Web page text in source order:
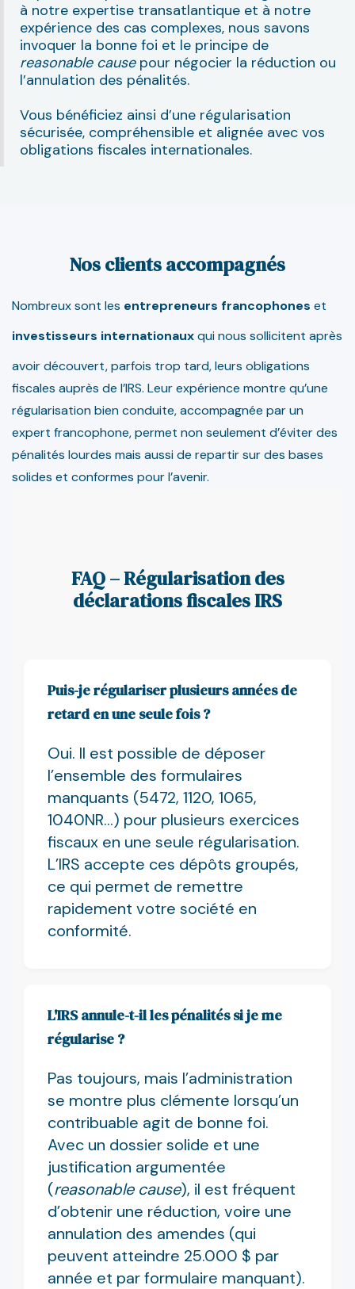
à notre expertise transatlantique et à notre
expérience des cas complexes, nous savons
invoquer la bonne foi et le principe de
reasonable causepour négocier la réduction ou
l’annulation des pénalités.
Vous bénéficiez ainsi d’une régularisation
sécurisée, compréhensible et alignée avec vos
obligations fiscales internationales.
Nos clients accompagnés
Nombreux sont les entrepreneurs francophones et
investisseurs internationauxqui nous sollicitent après
avoir découvert, parfois trop tard, leurs obligations
fiscales auprès de l’IRS. Leur expérience montre qu’une
régularisation bien conduite, accompagnée par un
expert francophone, permet non seulement d’éviter des
pénalités lourdes mais aussi de repartir sur des bases
solides et conformes pour l’avenir.
FAQ – Régularisation des
déclarations fiscales IRS
Puis-je régulariser plusieurs années de
retard en une seule fois ?
Oui. Il est possible de déposer
l’ensemble des formulaires
manquants (5472, 1120, 1065,
1040NR…) pour plusieurs exercices
fiscaux en une seule régularisation.
L’IRS accepte ces dépôts groupés,
ce qui permet de remettre
rapidement votre société en
conformité.
L'IRS annule-t-il les pénalités si je me
régularise ?
Pas toujours, mais l’administration
se montre plus clémente lorsqu’un
contribuable agit de bonne foi.
Avec un dossier solide et une
justification argumentée
(reasonable cause), il est fréquent
d’obtenir une réduction, voire une
annulation des amendes (qui
peuvent atteindre 25.000 $ par
année et par formulaire manquant).